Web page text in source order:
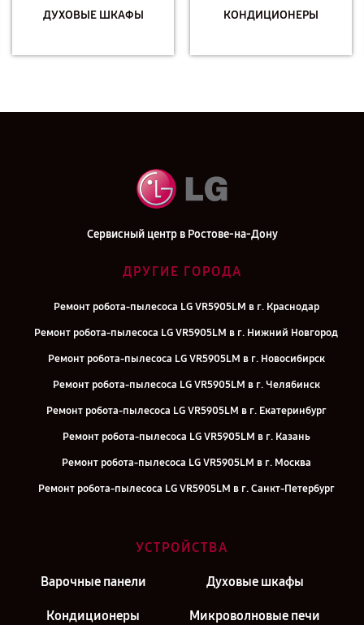
ДУХОВЫЕ ШКАФЫ КОНДИЦИОНЕРЫ
Сервисный центр в Ростове-на-Дону
ДРУГИЕ ГОРОДА
Ремонт робота-пылесоса LG VR5905LM в г. Краснодар
Ремонт робота-пылесоса LG VR5905LM в г. Нижний Новгород
Ремонт робота-пылесоса LG VR5905LM в г. Новосибирск
Ремонт робота-пылесоса LG VR5905LM в г. Челябинск
Ремонт робота-пылесоса LG VR5905LM в г. Екатеринбург
Ремонт робота-пылесоса LG VR5905LM в г. Казань
Ремонт робота-пылесоса LG VR5905LM в г. Москва
Ремонт робота-пылесоса LG VR5905LM в г. Санкт-Петербург
УСТРОЙСТВА
Варочные панели Духовые шкафы
Кондиционеры Микроволновые печи